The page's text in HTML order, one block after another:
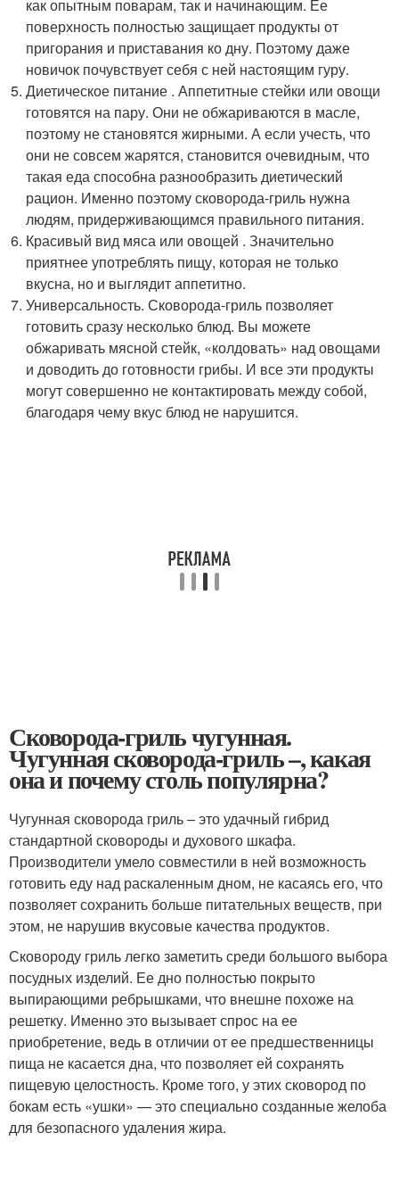
как опытным поварам, так и начинающим. Ее
поверхность полностью защищает продукты от
пригорания и приставания ко дну. Поэтому даже
новичок почувствует себя с ней настоящим гуру.
Диетическое питание . Аппетитные стейки или овощи
готовятся на пару. Они не обжариваются в масле,
поэтому не становятся жирными. А если учесть, что
они не совсем жарятся, становится очевидным, что
такая еда способна разнообразить диетический
рацион. Именно поэтому сковорода-гриль нужна
людям, придерживающимся правильного питания.
Красивый вид мяса или овощей . Значительно
приятнее употреблять пищу, которая не только
вкусна, но и выглядит аппетитно.
Универсальность. Сковорода-гриль позволяет
готовить сразу несколько блюд. Вы можете
обжаривать мясной стейк, «колдовать» над овощами
и доводить до готовности грибы. И все эти продукты
могут совершенно не контактировать между собой,
благодаря чему вкус блюд не нарушится.
Сковорода-гриль чугунная.
Чугунная сковорода-гриль –, какая
она и почему столь популярна?
Чугунная сковорода гриль – это удачный гибрид
стандартной сковороды и духового шкафа.
Производители умело совместили в ней возможность
готовить еду над раскаленным дном, не касаясь его, что
позволяет сохранить больше питательных веществ, при
этом, не нарушив вкусовые качества продуктов.
Сковороду гриль легко заметить среди большого выбора
посудных изделий. Ее дно полностью покрыто
выпирающими ребрышками, что внешне похоже на
решетку. Именно это вызывает спрос на ее
приобретение, ведь в отличии от ее предшественницы
пища не касается дна, что позволяет ей сохранять
пищевую целостность. Кроме того, у этих сковород по
бокам есть «ушки» — это специально созданные желоба
для безопасного удаления жира.